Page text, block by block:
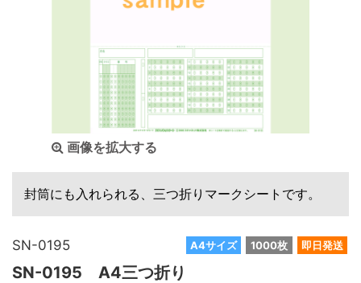
画像を拡大する
封筒にも入れられる、三つ折りマークシートです。
A4サイズ 1000枚 即日発送
SN-0195
SN-0195 A4三つ折り